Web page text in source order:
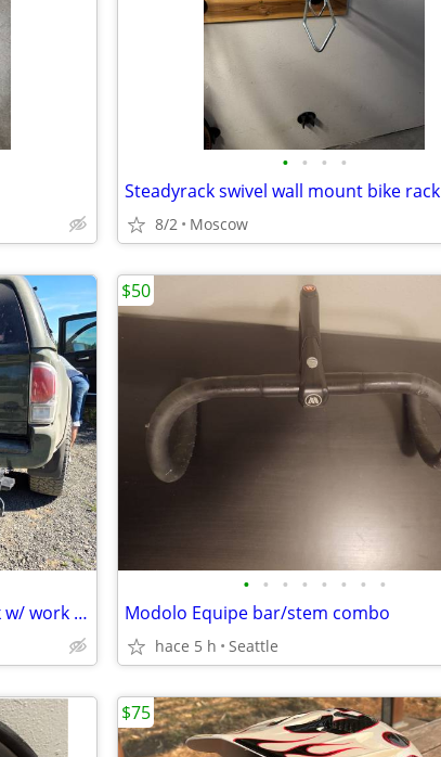
• • • •
Steadyrack swivel wall mount bike rack
8/2 Moscow
Kuat Heavy duty Bicycle/E-bike Rack w/ work stand
• • • • • • • •
Modolo Equipe bar/stem combo
hace 5 h Seattle
$50
$75